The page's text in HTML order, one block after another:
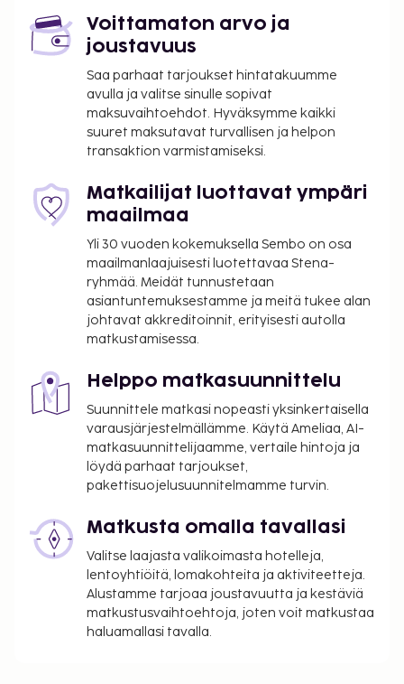
km / 14 mi
Lähin suuri lentokenttä on Orlyn lentokenttä (ORY) -
Käytössäsi on ympäri vuorokauden auki oleva
business center, express-sisäänkirjautuminen ja
express-uloskirjautuminen. Tämä hotelli tarjoaa
liikeasiakkailleen 3 kokoushuonetta. Palveluihin
kuuluu ilmainen pysäköinti. Hyödynnä terassi,
puutarha ja ilmainen langaton internetyhteys.
Tämän hotellin palveluihin kuuluu concierge-
palvelut ja juhlasali. Majoituspaikan ravintola, La
Table de Blanche, on hyvä paikka lounaan tai
illallisen nauttimiseen; ravintolan erikoisuuksiin
kuuluu ranskalainen keittiö. Palveluihin kuuluu myös
huonepalvelu (rajoitettuina aikoina). Baarissa voit
buffetaamiainen tarjotaan päivittäin klo 6.30–10.00.
Tämän majoituspaikan virallisen tähtiluokituksen on
myöntänyt Ranskan turismin kehitysjärjestö ATOUT.
Majoituspaikka veloittaa seuraavat paikan päällä
suoritettavat maksut. Maksuihin saattaa sisältyä
sovellettavat verot:
Kaupungin perimä vero: 4.42 EUR per henkilö
per yö. Tätä veroa ei peritä alle 18 vuotta
vanhoilta lapsilta.
Tässä on mainittu kaikki majoituspaikan meille
ilmoittamat maksut.
Voittamaton arvo ja
joustavuus
Saa parhaat tarjoukset hintatakuumme
avulla ja valitse sinulle sopivat
maksuvaihtoehdot. Hyväksymme kaikki
suuret maksutavat turvallisen ja helpon
transaktion varmistamiseksi.
Matkailijat luottavat ympäri
maailmaa
Yli 30 vuoden kokemuksella Sembo on osa
maailmanlaajuisesti luotettavaa Stena-
ryhmää. Meidät tunnustetaan
asiantuntemuksestamme ja meitä tukee alan
johtavat akkreditoinnit, erityisesti autolla
matkustamisessa.
Helppo matkasuunnittelu
Suunnittele matkasi nopeasti yksinkertaisella
varausjärjestelmällämme. Käytä Ameliaa, AI-
matkasuunnittelijaamme, vertaile hintoja ja
löydä parhaat tarjoukset,
pakettisuojelusuunnitelmamme turvin.
Matkusta omalla tavallasi
Valitse laajasta valikoimasta hotelleja,
lentoyhtiöitä, lomakohteita ja aktiviteetteja.
Alustamme tarjoaa joustavuutta ja kestäviä
matkustusvaihtoehtoja, joten voit matkustaa
haluamallasi tavalla.